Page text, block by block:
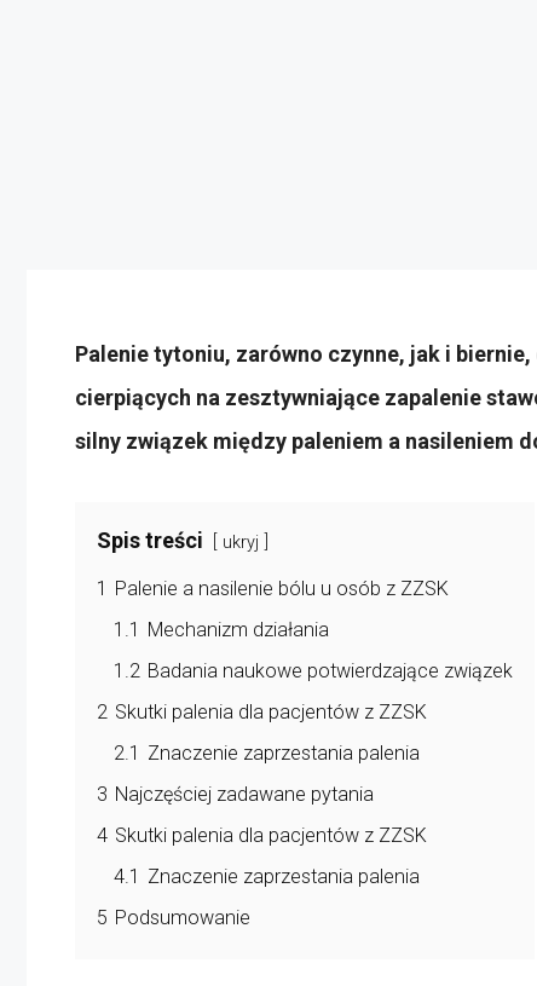
Palenie tytoniu, zarówno czynne, jak i
cierpiących na zesztywniające zapalenie
silny związek między paleniem a nasileniem
Spis treści ukryj
1 Palenie a nasilenie bólu u osób z ZZSK
1.1 Mechanizm działania
1.2 Badania naukowe potwierdzające związek
2 Skutki palenia dla pacjentów z ZZSK
2.1 Znaczenie zaprzestania palenia
3 Najczęściej zadawane pytania
4 Skutki palenia dla pacjentów z ZZSK
4.1 Znaczenie zaprzestania palenia
5 Podsumowanie